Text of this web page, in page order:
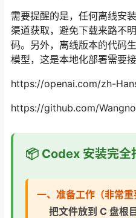
需要提醒的是，任何离线安
渠道获取，避免下载来路不
码。另外，离线版本的代码
模型，这是本地化部署需要
https://openai.com/zh-
https://github.com/
📦 Codex 安装完全
一、准备工作（非常重
把文件放到 C 盘根